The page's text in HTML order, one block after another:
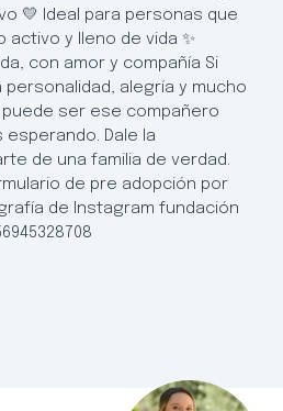
💛 Ideal para personas que
activo y lleno de vida ✨
con amor y compañía Si
alegría y mucho
puede ser ese compañero
Dale la
de una familia de verdad.
de pre adopción por
de Instagram fundación